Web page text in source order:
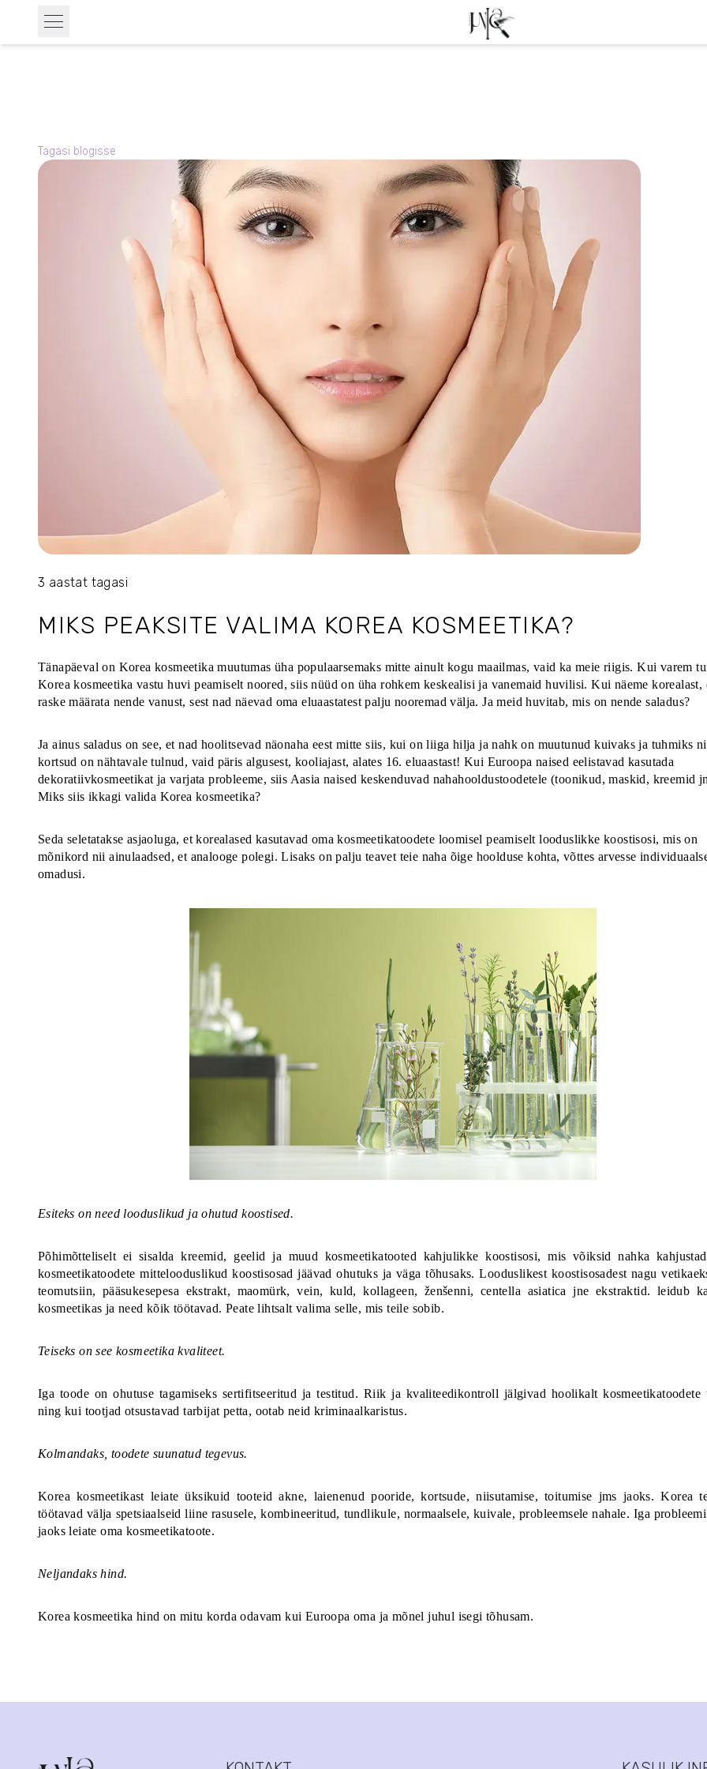
Tasuta
Tagasi blogisse
3 aastat tagasi
MIKS PEAKSITE VALIMA KOREA KOSMEETIKA?
Tänapäeval on Korea kosmeetika muutumas üha populaarsemaks mitte ainult kogu maailmas, vaid ka meie riigis. Kui varem
Korea kosmeetika vastu huvi peamiselt noored, siis nüüd on üha rohkem keskealisi ja vanemaid huvilisi. Kui näeme korealast,
raske määrata nende vanust, sest nad näevad oma eluaastatest palju nooremad välja. Ja meid huvitab, mis on nende saladus?
Ja ainus saladus on see, et nad hoolitsevad näonaha eest mitte siis, kui on liiga hilja ja nahk on muutunud kuivaks ja tuhmiks
kortsud on nähtavale tulnud, vaid päris algusest, kooliajast, alates 16. eluaastast! Kui Euroopa naised eelistavad kasutada
dekoratiivkosmeetikat ja varjata probleeme, siis Aasia naised keskenduvad nahahooldustoodetele (toonikud, maskid, kreemid
Miks siis ikkagi valida Korea kosmeetika?
Seda seletatakse asjaoluga, et korealased kasutavad oma kosmeetikatoodete loomisel peamiselt looduslikke koostisosi, mis on
mõnikord nii ainulaadsed, et analooge polegi. Lisaks on palju teavet teie naha õige hoolduse kohta, võttes arvesse
omadusi.
Esiteks on need looduslikud ja ohutud koostised.
Põhimõtteliselt ei sisalda kreemid, geelid ja muud kosmeetikatooted kahjulikke koostisosi, mis võiksid nahka
kosmeetikatoodete mittelooduslikud koostisosad jäävad ohutuks ja väga tõhusaks. Looduslikest koostisosadest nagu
teomutsiin, pääsukesepesa ekstrakt, maomürk, vein, kuld, kollageen, ženšenni, centella asiatica jne ekstraktid. leidub
kosmeetikas ja need kõik töötavad. Peate lihtsalt valima selle, mis teile sobib.
Teiseks on see kosmeetika kvaliteet.
Iga toode on ohutuse tagamiseks sertifitseeritud ja testitud. Riik ja kvaliteedikontroll jälgivad hoolikalt kosmeetikatoodete
ning kui tootjad otsustavad tarbijat petta, ootab neid kriminaalkaristus.
Kolmandaks, toodete suunatud tegevus.
Korea kosmeetikast leiate üksikuid tooteid akne, laienenud pooride, kortsude, niisutamise, toitumise jms jaoks. Korea
töötavad välja spetsiaalseid liine rasusele, kombineeritud, tundlikule, normaalsele, kuivale, probleemsele nahale. Iga
jaoks leiate oma kosmeetikatoote.
Neljandaks hind.
Korea kosmeetika hind on mitu korda odavam kui Euroopa oma ja mõnel juhul isegi tõhusam.